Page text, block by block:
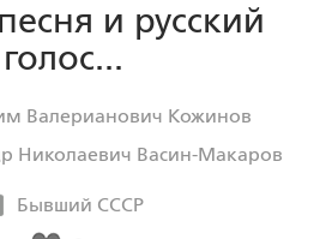
и русский
голос...
Валерианович Кожинов
Николаевич Васин-Макаров
Бывший СССР